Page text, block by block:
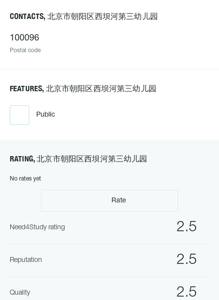
CONTACTS, 北京市朝阳区西坝河第三幼儿园
100096
Postal code
FEATURES, 北京市朝阳区西坝河第三幼儿园
Public
RATING, 北京市朝阳区西坝河第三幼儿园
No rates yet
Rate
2.5
Need4Study rating
2.5
Reputation
2.5
Quality